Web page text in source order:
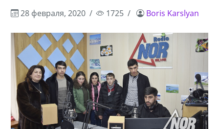
28 февраля, 2020 1725 Boris Karslyan